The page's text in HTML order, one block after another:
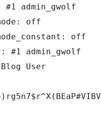
#1 admin_gwolf
off
off
#1 admin_gwolf
User